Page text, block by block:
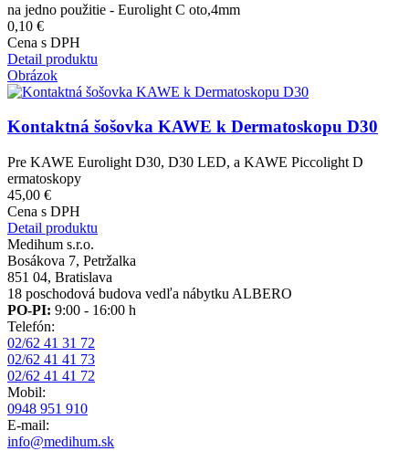
na jedno použitie - Eurolight C oto,4mm
0,10 €
Cena s DPH
Detail produktu
Obrázok
Kontaktná šošovka KAWE k Dermatoskopu D30
Pre KAWE Eurolight D30, D30 LED, a KAWE Piccolight D
ermatoskopy
45,00 €
Cena s DPH
Detail produktu
Medihum s.r.o.
Bosákova 7, Petržalka
851 04, Bratislava
18 poschodová budova vedľa nábytku ALBERO
PO-PI: 9:00 - 16:00 h
Telefón:
02/62 41 31 72
02/62 41 41 73
02/62 41 41 72
Mobil:
0948 951 910
E-mail:
info@medihum.sk